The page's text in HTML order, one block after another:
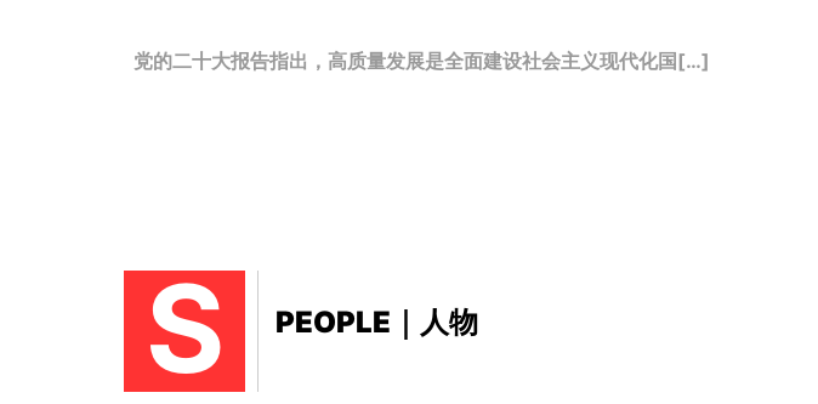
党的二十大报告指出，高质量发展是全面建设社会主义现代化国[…]
S PEOPLE｜人物